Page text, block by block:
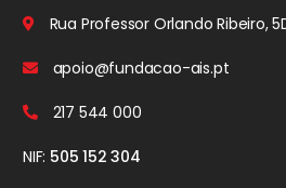
Rua Professor Orlando Ribeiro,
apoio@fundacao-ais.pt
217 544 000
NIF: 505 152 304